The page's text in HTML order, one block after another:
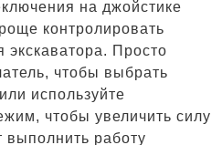
на джойстике
контролировать
экскаватора. Просто
чтобы выбрать
используйте
чтобы увеличить силу
выполнить работу